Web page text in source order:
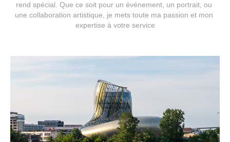
rend spécial. Que ce soit pour un événement, un portrait, ou
une collaboration artistique, je mets toute ma passion et mon
expertise à votre service